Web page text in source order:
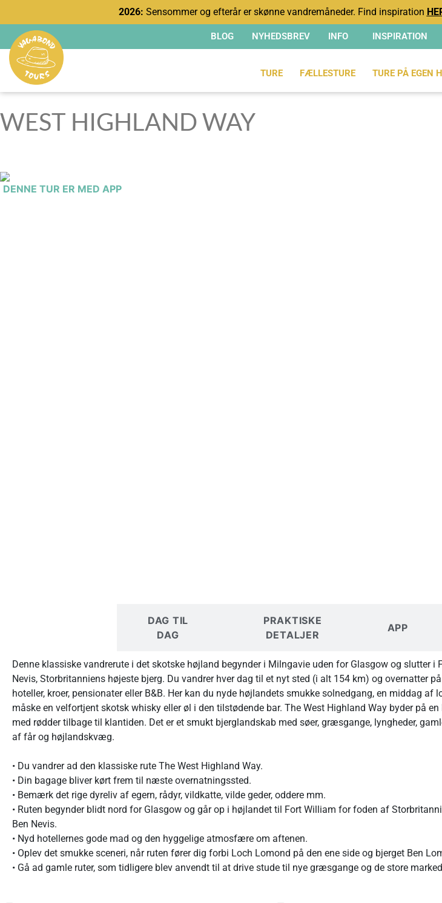
2026: Sensommer og efterår er skønne vandremåneder. Find inspiration
BLOG NYHEDSBREV INFO INSPIRATION
TURE FÆLLESTURE TURE PÅ EGEN
WEST HIGHLAND WAY
DENNE TUR ER MED APP
DAG TIL
DAG
PRAKTISKE
DETALJER
APP
Denne klassiske vandrerute i det skotske højland begynder i Milngavie uden for Glasgow og slutter i
Nevis, Storbritanniens højeste bjerg. Du vandrer hver dag til et nyt sted (i alt 154 km) og overnatter
hoteller, kroer, pensionater eller B&B. Her kan du nyde højlandets smukke solnedgang, en middag af
måske en velfortjent skotsk whisky eller øl i den tilstødende bar. The West Highland Way byder på
med rødder tilbage til klantiden. Det er et smukt bjerglandskab med søer, græsgange, lyngheder,
af får og højlandskvæg.
• Du vandrer ad den klassiske rute The West Highland Way.
• Din bagage bliver kørt frem til næste overnatningssted.
• Bemærk det rige dyreliv af egern, rådyr, vildkatte, vilde geder, oddere mm.
• Ruten begynder blidt nord for Glasgow og går op i højlandet til Fort William for foden af
Ben Nevis.
• Nyd hotellernes gode mad og den hyggelige atmosfære om aftenen.
• Oplev det smukke sceneri, når ruten fører dig forbi Loch Lomond på den ene side og bjerget Ben
• Gå ad gamle ruter, som tidligere blev anvendt til at drive stude til nye græsgange og de store